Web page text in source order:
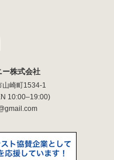
ー株式会社
山崎町1534-1
10:00–19:00)